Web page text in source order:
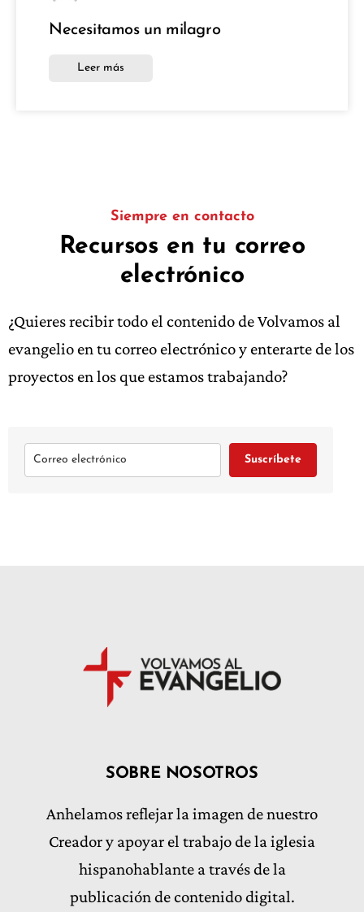
Necesitamos un milagro
Leer más
Siempre en contacto
Recursos en tu correo
electrónico
¿Quieres recibir todo el contenido de Volvamos al
evangelio en tu correo electrónico y enterarte de los
proyectos en los que estamos trabajando?
Suscríbete
SOBRE NOSOTROS
Anhelamos reflejar la imagen de nuestro
Creador y apoyar el trabajo de la iglesia
hispanohablante a través de la
publicación de contenido digital.